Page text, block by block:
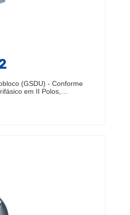
(GSDU) - Conforme
em II Polos,…